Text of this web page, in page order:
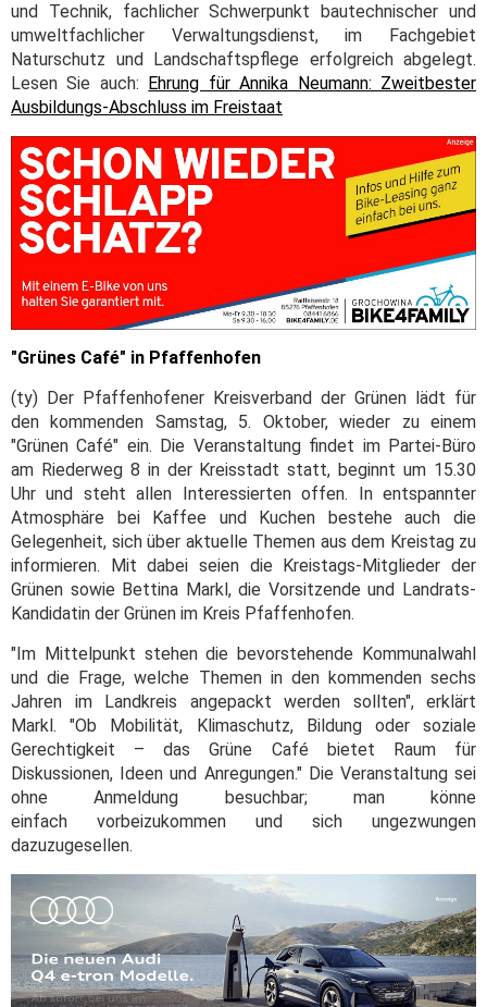
und Technik, fachlicher Schwerpunkt bautechnischer und
umweltfachlicher Verwaltungsdienst, im Fachgebiet
Naturschutz und Landschaftspflege erfolgreich abgelegt.
Lesen Sie auch:
Ehrung für Annika Neumann: Zweitbester
Ausbildungs-Abschluss im Freistaat
"Grünes Café" in Pfaffenhofen
(ty) Der Pfaffenhofener Kreisverband der Grünen lädt für
den kommenden Samstag, 5. Oktober, wieder zu einem
"Grünen Café" ein. Die Veranstaltung findet im Partei-Büro
am Riederweg 8 in der Kreisstadt statt, beginnt um 15.30
Uhr und steht allen Interessierten offen. In entspannter
Atmosphäre bei Kaffee und Kuchen bestehe auch die
Gelegenheit, sich über aktuelle Themen aus dem Kreistag zu
informieren. Mit dabei seien die Kreistags-Mitglieder der
Grünen sowie Bettina Markl, die Vorsitzende und Landrats-
Kandidatin der Grünen im Kreis Pfaffenhofen.
"Im Mittelpunkt stehen die bevorstehende Kommunalwahl
und die Frage, welche Themen in den kommenden sechs
Jahren im Landkreis angepackt werden sollten", erklärt
Markl. "Ob Mobilität, Klimaschutz, Bildung oder soziale
Gerechtigkeit – das Grüne Café bietet Raum für
Diskussionen, Ideen und Anregungen." Die Veranstaltung sei
ohne Anmeldung besuchbar; man könne
einfach vorbeizukommen und sich ungezwungen
dazuzugesellen.